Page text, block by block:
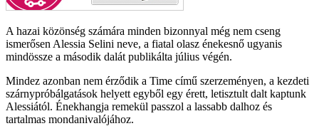
A hazai közönség számára minden bizonnyal még nem cseng
ismerősen Alessia Selini neve, a fiatal olasz énekesnő ugyanis
mindössze a második dalát publikálta július végén.
Mindez azonban nem érződik a Time című szerzeményen, a kezdeti
szárnypróbálgatások helyett egyből egy érett, letisztult dalt kaptunk
Alessiától. Énekhangja remekül passzol a lassabb dalhoz és
tartalmas mondanivalójához.